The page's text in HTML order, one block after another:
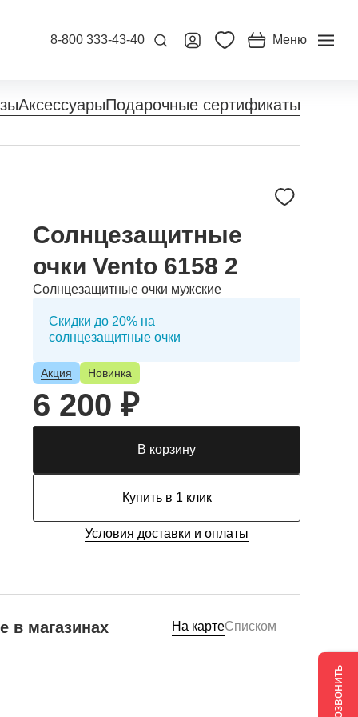
8-800 333-43-40 Меню
АксессуарыПодарочные сертификаты
Солнцезащитные
очки Vento 6158 2
Солнцезащитные очки мужские
Скидки до 20% на
солнцезащитные очки
Акция Новинка
6 200 ₽
В корзину
Купить в 1 клик
Условия доставки и оплаты
в магазинах На картеСписком
Позвонить